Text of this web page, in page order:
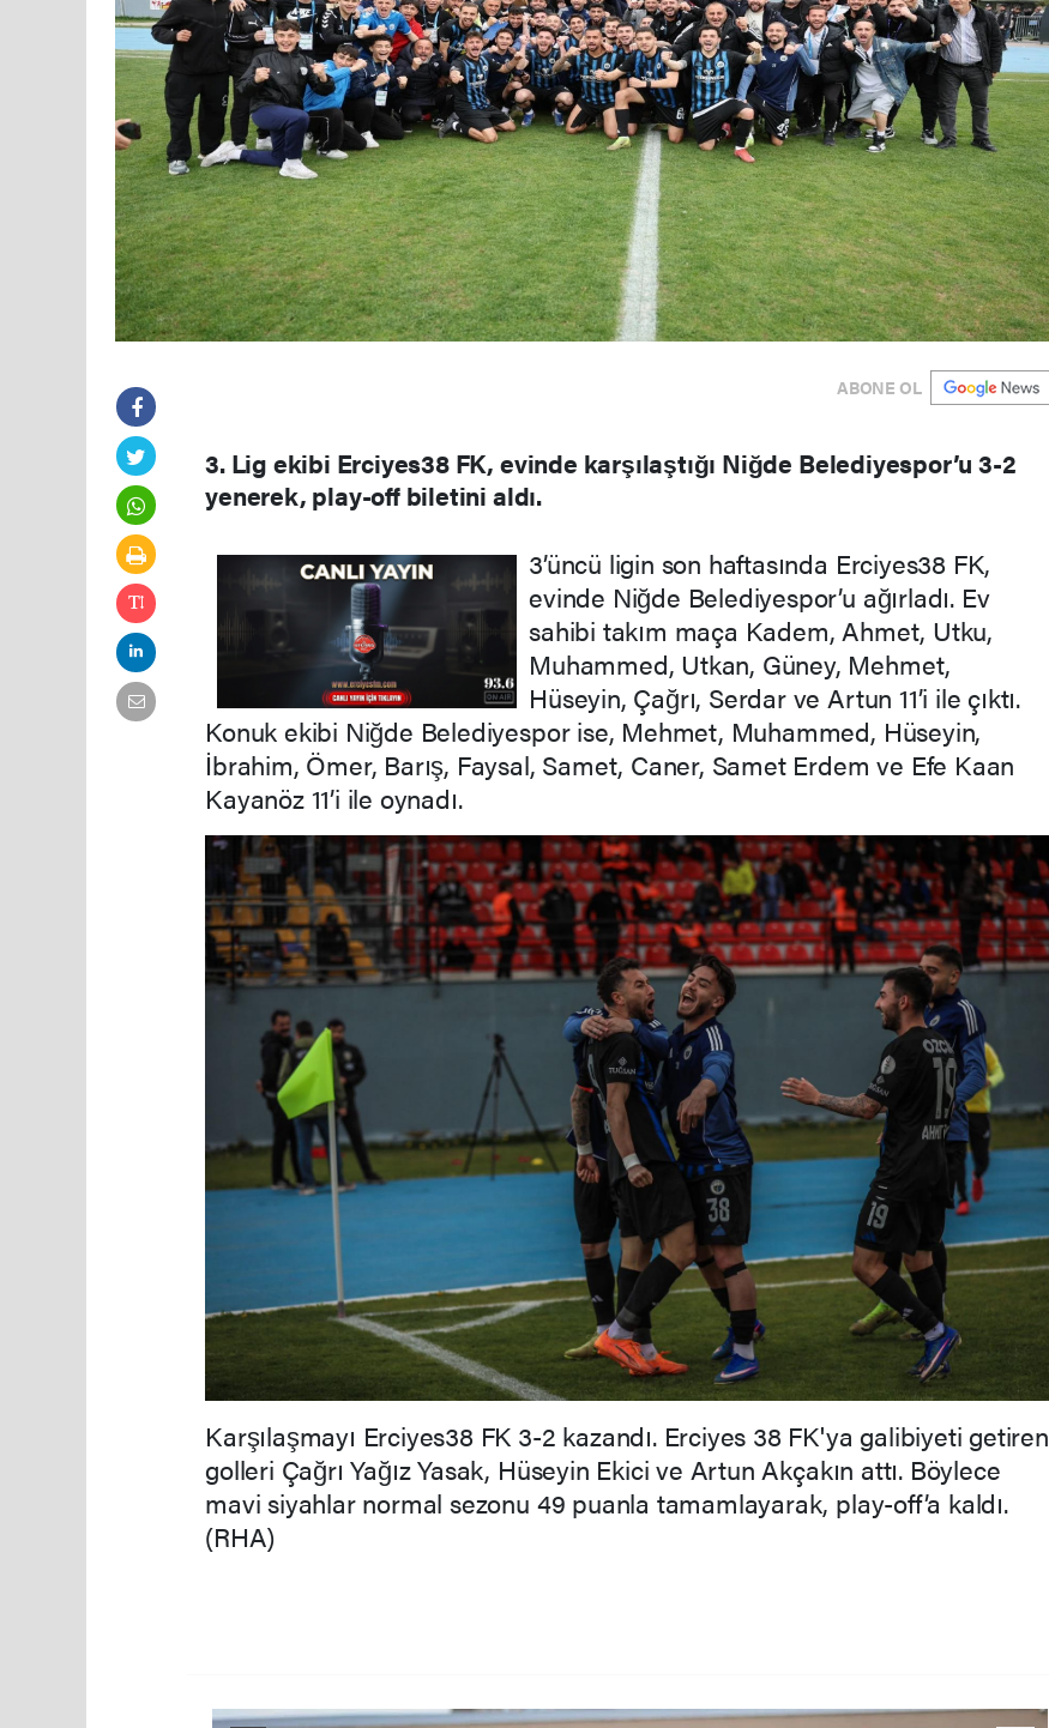
ABONE OL
3. Lig ekibi Erciyes38 FK, evinde karşılaştığı Niğde Belediyespor’u 3-2
yenerek, play-off biletini aldı.
3’üncü ligin son haftasında Erciyes38 FK,
evinde Niğde Belediyespor’u ağırladı. Ev
sahibi takım maça Kadem, Ahmet, Utku,
Muhammed, Utkan, Güney, Mehmet,
Hüseyin, Çağrı, Serdar ve Artun 11’i ile çıktı.
Konuk ekibi Niğde Belediyespor ise, Mehmet, Muhammed, Hüseyin,
İbrahim, Ömer, Barış, Faysal, Samet, Caner, Samet Erdem ve Efe Kaan
Kayanöz 11’i ile oynadı.
Karşılaşmayı Erciyes38 FK 3-2 kazandı. Erciyes 38 FK'ya galibiyeti getiren
golleri Çağrı Yağız Yasak, Hüseyin Ekici ve Artun Akçakın attı. Böylece
mavi siyahlar normal sezonu 49 puanla tamamlayarak, play-off’a kaldı.
(RHA)